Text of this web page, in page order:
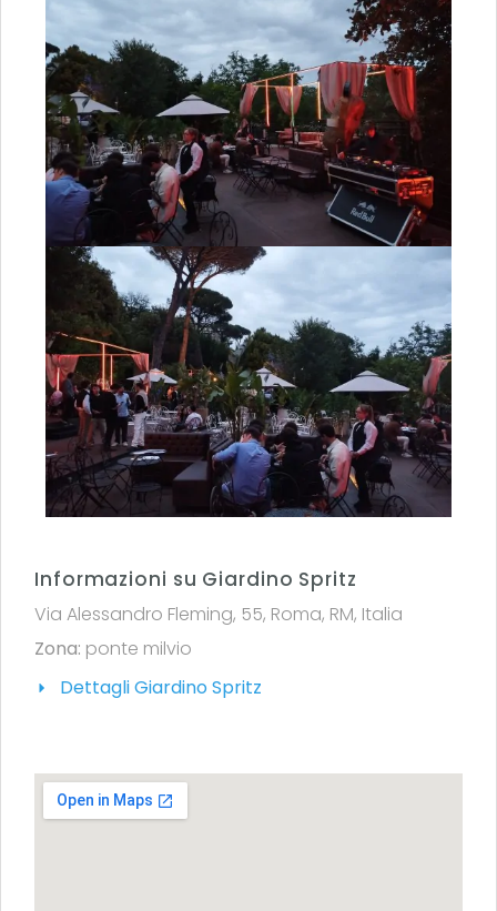
Informazioni su Giardino Spritz
Via Alessandro Fleming, 55, Roma, RM, Italia
Zona: ponte milvio
Dettagli Giardino Spritz